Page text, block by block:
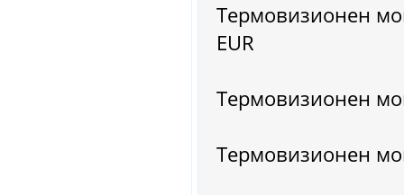
Термовизионен
EUR
Термовизионен
Термовизионен